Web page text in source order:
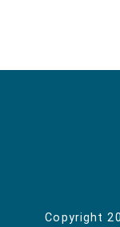
Copyright